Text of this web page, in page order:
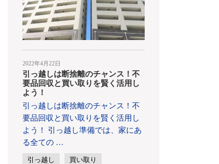
2022年4月22日
引っ越しは断捨離のチャンス！不
要品回収と買い取りを賢く活用し
よう！
引っ越しは断捨離のチャンス！不
要品回収と買い取りを賢く活用し
よう！ 引っ越し準備では、家にあ
る全ての …
引っ越し 買い取り